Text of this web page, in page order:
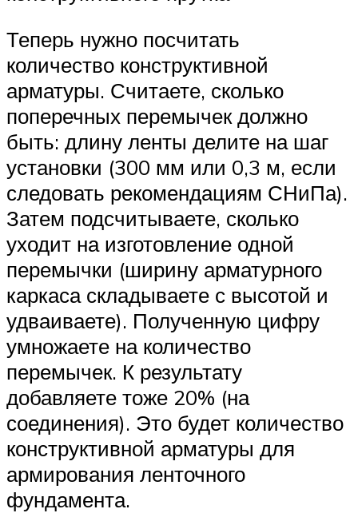
Теперь нужно посчитать
количество конструктивной
арматуры. Считаете, сколько
поперечных перемычек должно
быть: длину ленты делите на шаг
установки (300 мм или 0,3 м, если
следовать рекомендациям СНиПа).
Затем подсчитываете, сколько
уходит на изготовление одной
перемычки (ширину арматурного
каркаса складываете с высотой и
удваиваете). Полученную цифру
умножаете на количество
перемычек. К результату
добавляете тоже 20% (на
соединения). Это будет количество
конструктивной арматуры для
армирования ленточного
фундамента.